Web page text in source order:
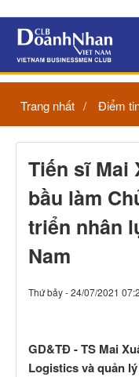
Trang nhất Điểm
Tiến sĩ Mai
bầu làm
triển nhân
Nam
Thứ bảy - 24/07/2021
GD&TĐ - TS Mai
Logistics và quản